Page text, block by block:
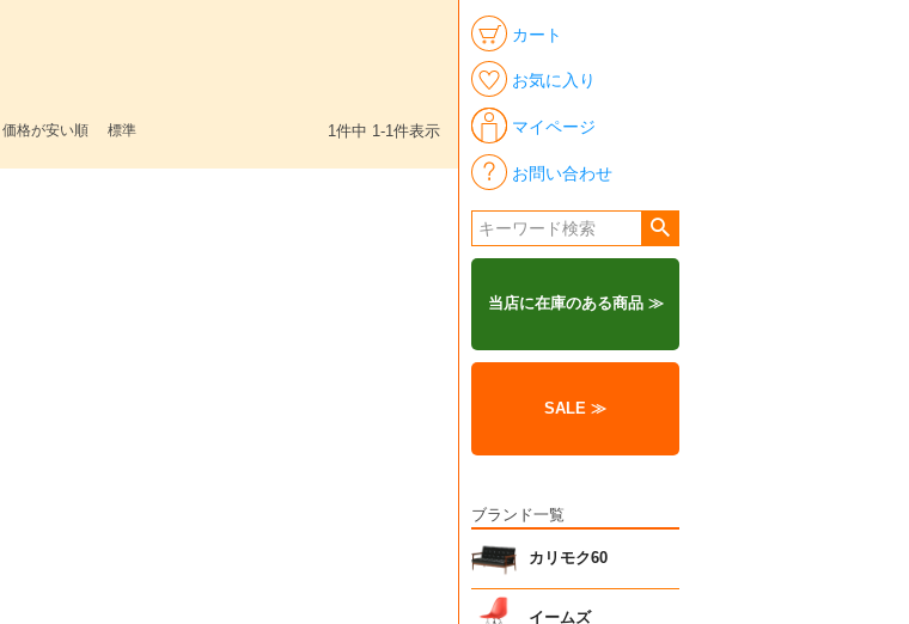
価格が安い順 標準 1件中 1-1件表示
カート
お気に入り
マイページ
お問い合わせ
当店に在庫のある商品 ≫
SALE ≫
ブランド一覧
カリモク60
イームズ